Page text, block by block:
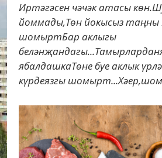
Иртәгәсен чәчәк атасы
йоммады,Төн йокысыз
шомыртБар аклыгы
ябалдашкаТөне буе аклык
күрдеязгы